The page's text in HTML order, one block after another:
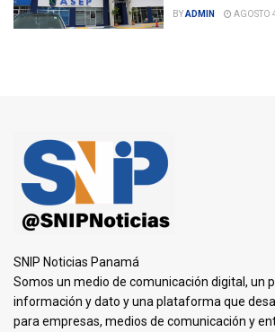
BYADMIN AGOSTO
SNIP Noticias Panamá
Somos un medio de comunicación digital, un
información y dato y una plataforma que
para empresas, medios de comunicación y